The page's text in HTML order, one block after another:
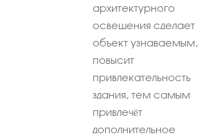
архитектурного
освещения сделает
объект узнаваемым,
повысит
привлекательность
здания, тем самым
привлечёт
дополнительное